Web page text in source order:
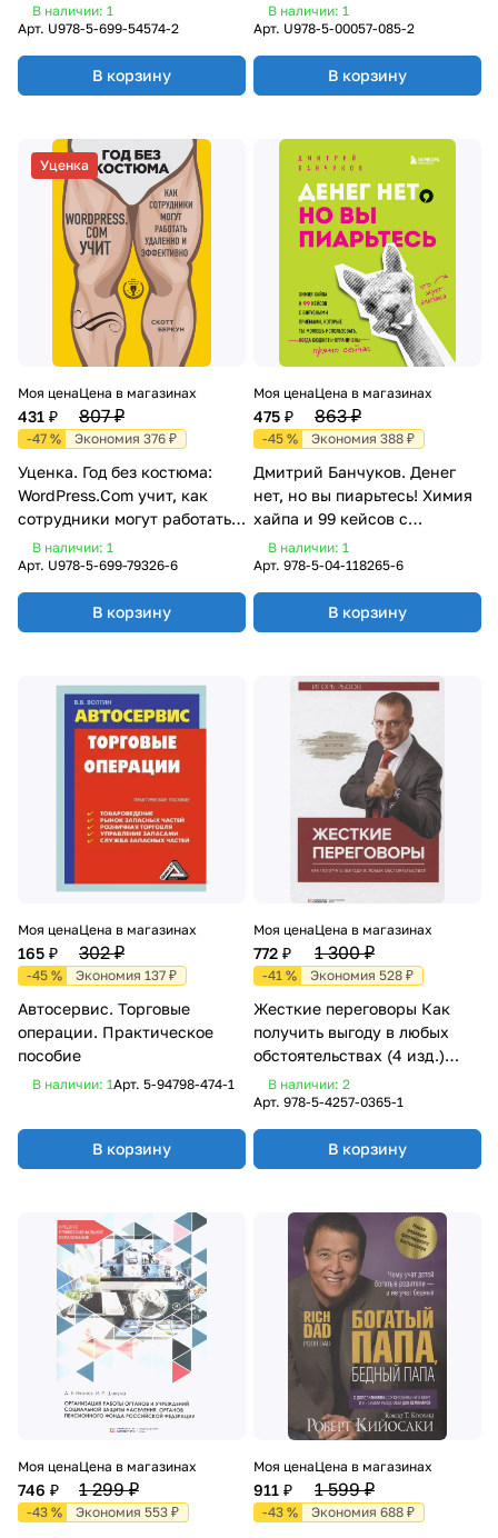
В наличии: 1
Арт. U978-5-699-54574-2
В корзину
В наличии: 1
Арт. U978-5-00057-085-2
В корзину
Уценка
Моя цена
431 ₽
Цена в магазинах
807 ₽
-47 % Экономия 376 ₽
Уценка. Год без костюма:
WordPress.Com учит, как
сотрудники могут работать
удаленно и эффективно
В наличии: 1
Арт. U978-5-699-79326-6
В корзину
Моя цена
475 ₽
Цена в магазинах
863 ₽
-45 % Экономия 388 ₽
Дмитрий Банчуков. Денег
нет, но вы пиарьтесь! Химия
хайпа и 99 кейсов с
вирусными приемами
В наличии: 1
Арт. 978-5-04-118265-6
В корзину
Моя цена
165 ₽
Цена в магазинах
302 ₽
-45 % Экономия 137 ₽
Автосервис. Торговые
операции. Практическое
пособие
В наличии: 1Арт. 5-94798-474-1
В корзину
Моя цена
772 ₽
Цена в магазинах
1 300 ₽
-41 % Экономия 528 ₽
Жесткие переговоры Как
получить выгоду в любых
обстоятельствах (4 изд.)
Рызов
В наличии: 2
Арт. 978-5-4257-0365-1
В корзину
Моя цена
746 ₽
Цена в магазинах
1 299 ₽
-43 % Экономия 553 ₽
Моя цена
911 ₽
Цена в магазинах
1 599 ₽
-43 % Экономия 688 ₽